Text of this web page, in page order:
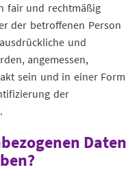
fair und rechtmäßig
der betroffenen Person
und
angemessen,
sein und in einer Form
der
Daten